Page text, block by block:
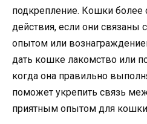
подкрепление. Кошки более
действия, если они
опытом или
дать кошке лакомство или
когда она правильно
поможет укрепить связь
приятным опытом для